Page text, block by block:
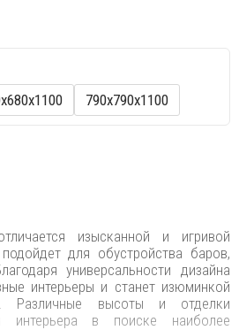
790х790х1100
изысканной и игривой
для обустройства баров,
универсальности дизайна
интерьеры и станет изюминкой
Различные высоты и отделки
интерьера в поиске наиболее